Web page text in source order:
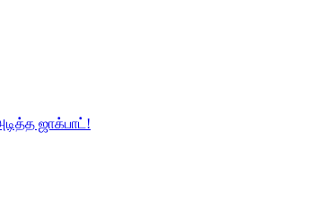
ஜாக்பாட்!